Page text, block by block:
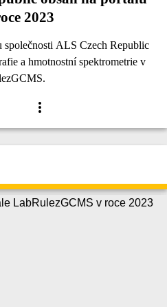
2023
společnosti ALS Czech Republic
a hmotnostní spektrometrie v